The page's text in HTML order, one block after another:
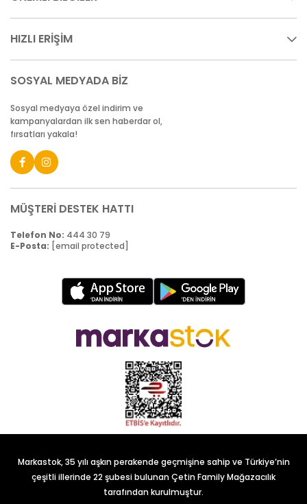
HIZLI ERİŞİM
SOSYAL MEDYADA BİZ
Sosyal medyaya özel indirim ve
kampanyalardan ilk sen haberdar ol,
fırsatları yakala!
MÜŞTERİ DESTEK HATTI
Telefon No: 444 30 79
E-Posta: [email protected]
Markastok, 35 yılı aşkın perakende geçmişine sahip ve Türkiye’nin
çeşitli illerinde 22 şubesi bulunan Çetin Family Mağazacılık
tarafından kurulmuştur.